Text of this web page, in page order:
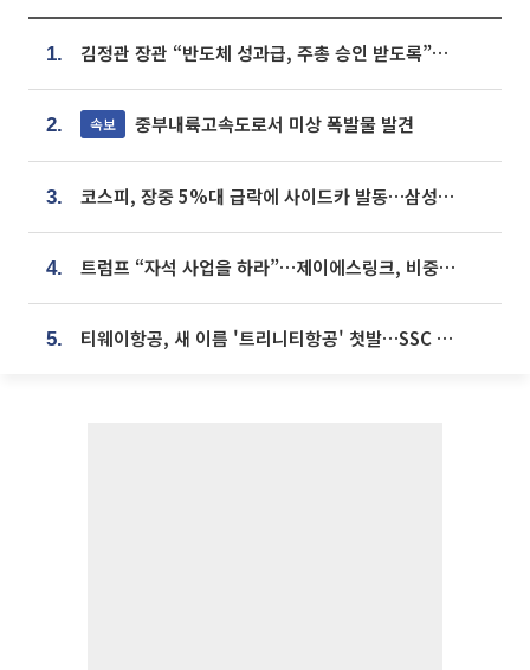
1. 김정관 장관 “반도체 성과급, 주총 승인 받도록”…상법·자본시장법 개정 시사
2. 속보 중부내륙고속도로서 미상 폭발물 발견
3. 코스피, 장중 5%대 급락에 사이드카 발동…삼성·SK 동반 폭락
4. 트럼프 “자석 사업을 하라”…제이에스링크, 비중국 영구자석 공급망 구축 속도
5. 티웨이항공, 새 이름 '트리니티항공' 첫발…SSC 전략 본격화